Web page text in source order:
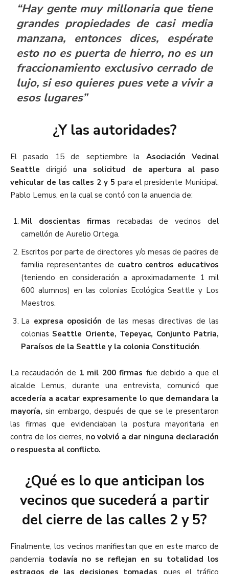
“Hay gente muy millonaria que tiene
grandes propiedades de casi media
manzana, entonces dices, espérate
esto no es puerta de hierro, no es un
fraccionamiento exclusivo cerrado de
lujo, si eso quieres pues vete a vivir a
esos lugares”
¿Y las autoridades?
El pasado 15 de septiembre la Asociación Vecinal
Seattle dirigió una solicitud de apertura al paso
vehicular de las calles 2 y 5 para el presidente Municipal,
Pablo Lemus, en la cual se contó con la anuencia de:
Mil doscientas firmas recabadas de vecinos del
camellón de Aurelio Ortega.
Escritos por parte de directores y/o mesas de padres de
familia representantes de cuatro centros educativos
(teniendo en consideración a aproximadamente 1 mil
600 alumnos) en las colonias Ecológica Seattle y Los
Maestros.
La expresa oposición de las mesas directivas de las
colonias Seattle Oriente, Tepeyac, Conjunto Patria,
Paraísos de la Seattle y la colonia Constitución.
La recaudación de 1 mil 200 firmas fue debido a que el
alcalde Lemus, durante una entrevista, comunicó que
accedería a acatar expresamente lo que demandara la
mayoría, sin embargo, después de que se le presentaron
las firmas que evidenciaban la postura mayoritaria en
contra de los cierres, no volvió a dar ninguna declaración
o respuesta al conflicto.
¿Qué es lo que anticipan los
vecinos que sucederá a partir
del cierre de las calles 2 y 5?
Finalmente, los vecinos manifiestan que en este marco de
pandemia todavía no se reflejan en su totalidad los
estragos de las decisiones tomadas , pues el tráfico